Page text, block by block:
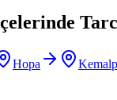
Hopa